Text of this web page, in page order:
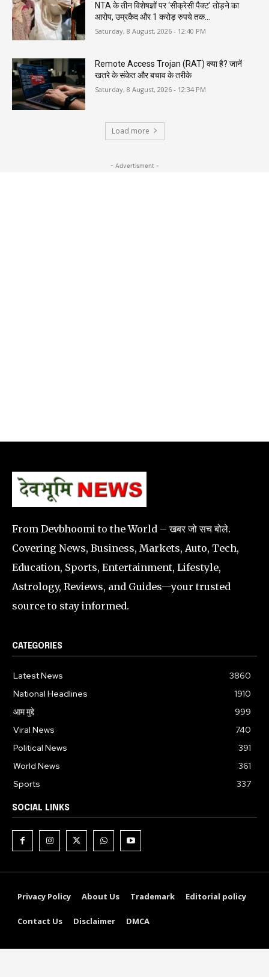
NTA के तीन विशेषज्ञों पर ‘सीक्रेसी पैक्ट’ तोड़ने का
आरोप, उम्रकैद और 1 करोड़ रुपये तक...
Saturday, 8 August, 2026 - 12:40 PM
Remote Access Trojan (RAT) क्या है? जानें
खतरे के संकेत और बचाव के तरीके
Saturday, 8 August, 2026 - 12:34 PM
Load more
- Advertisment -
From Devbhoomi to the World – खबर जो सच बोले.
Covering News, Business, Markets, Auto, Tech,
Education, Sports, Entertainment, Lifestyle,
Astrology, Reviews, and Guides—your trusted
source to stay informed.
CATEGORIES
Latest News
3860
National Headlines
1910
आम मुद्दे
999
Viral News
740
Political News
391
World News
361
Sports
337
SOCIAL LINKS
Privacy Policy About Us Trademark Editorial policy
Contact Us Disclaimer DMCA